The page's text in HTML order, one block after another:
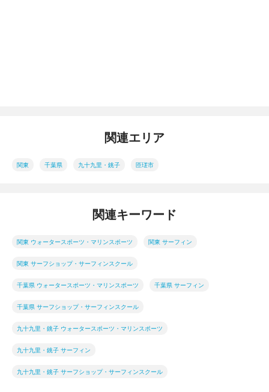
関連エリア
関東 千葉県 九十九里・銚子 匝瑳市
関連キーワード
関東 ウォータースポーツ・マリンスポーツ 関東 サーフィン
関東 サーフショップ・サーフィンスクール
千葉県 ウォータースポーツ・マリンスポーツ 千葉県 サーフィン
千葉県 サーフショップ・サーフィンスクール
九十九里・銚子 ウォータースポーツ・マリンスポーツ
九十九里・銚子 サーフィン
九十九里・銚子 サーフショップ・サーフィンスクール